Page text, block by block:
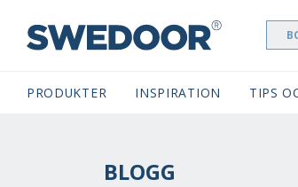
SWEDOOR NAVIGATION
PRODUKTER INSPIRATION TIPS
BLOGG